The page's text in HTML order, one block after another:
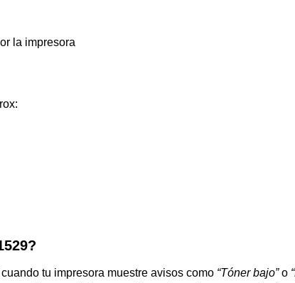
la impresora
tu impresora muestre avisos como “Tóner bajo”o